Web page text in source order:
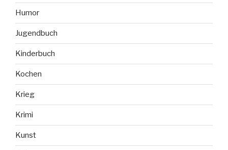
Humor
Jugendbuch
Kinderbuch
Kochen
Krieg
Krimi
Kunst